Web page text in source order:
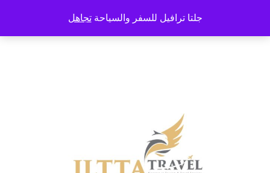
جلتا ترافيل للسفر والسياحةتجاهل
المحتوى